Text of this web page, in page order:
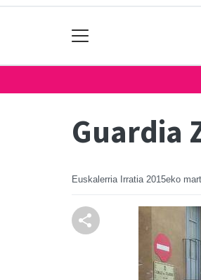
Guardia
Euskalerria Irratia 2015eko